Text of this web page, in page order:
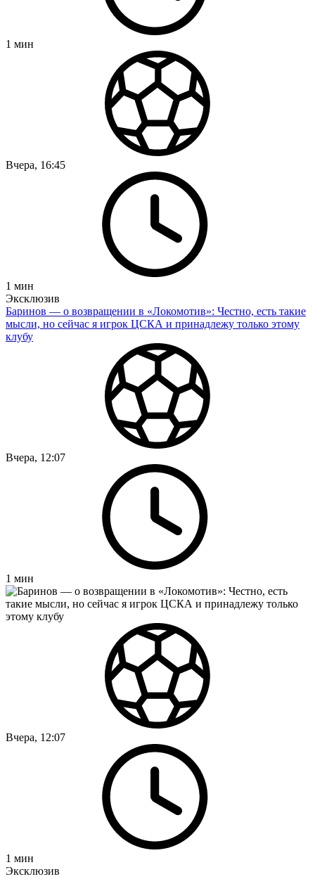
1 мин
Вчера, 16:45
1 мин
Эксклюзив
Баринов — о возвращении в «Локомотив»: Честно, есть такие
мысли, но сейчас я игрок ЦСКА и принадлежу только этому
клубу
Вчера, 12:07
1 мин
Вчера, 12:07
1 мин
Эксклюзив